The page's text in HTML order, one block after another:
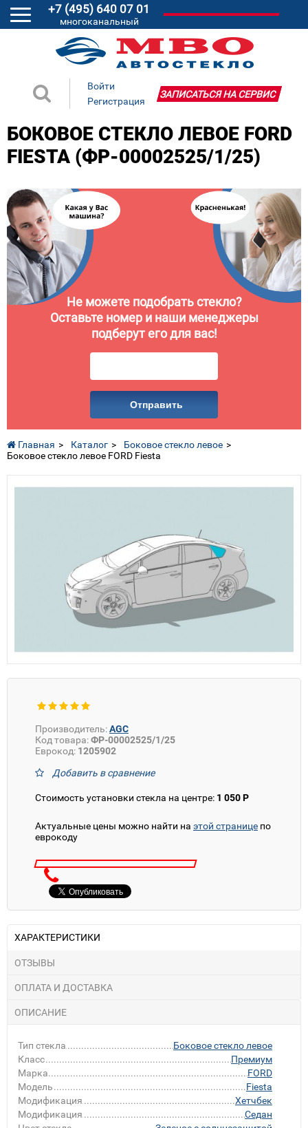
+7 (495) 640 07 01
многоканальный
Войти
Регистрация
ЗАПИСАТЬСЯ НА СЕРВИС
БОКОВОЕ СТЕКЛО ЛЕВОЕ FORD
FIESTA (ФР-00002525/1/25)
Не можете подобрать стекло?
Оставьте номер и наши менеджеры
подберут его для вас!
Отправить
Главная Каталог
Боковое стекло левое
Боковое стекло левое FORD Fiesta
Производитель:AGC
Код товара:ФР-00002525/1/25
Еврокод: 1205902
Добавить в сравнение
Стоимость установки стекла на центре: 1 050 Р
Актуальные цены можно найти на этой странице по
еврокоду
ХАРАКТЕРИСТИКИ
ОТЗЫВЫ
ОПЛАТА И ДОСТАВКА
ОПИСАНИЕ
Тип стекла
Боковое стекло левое
Класс
Премиум
Марка
FORD
Модель
Fiesta
Модификация
Хетчбек
Модификация
Седан